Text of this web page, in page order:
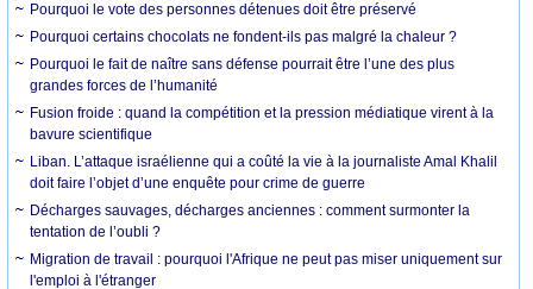
Pourquoi le vote des personnes détenues doit être préservé
Pourquoi certains chocolats ne fondent-ils pas malgré la chaleur ?
Pourquoi le fait de naître sans défense pourrait être l’une des plus
grandes forces de l’humanité
Fusion froide : quand la compétition et la pression médiatique virent à la
bavure scientifique
Liban. L’attaque israélienne qui a coûté la vie à la journaliste Amal Khalil
doit faire l’objet d’une enquête pour crime de guerre
Décharges sauvages, décharges anciennes : comment surmonter la
tentation de l’oubli ?
Migration de travail : pourquoi l'Afrique ne peut pas miser uniquement sur
l'emploi à l'étranger